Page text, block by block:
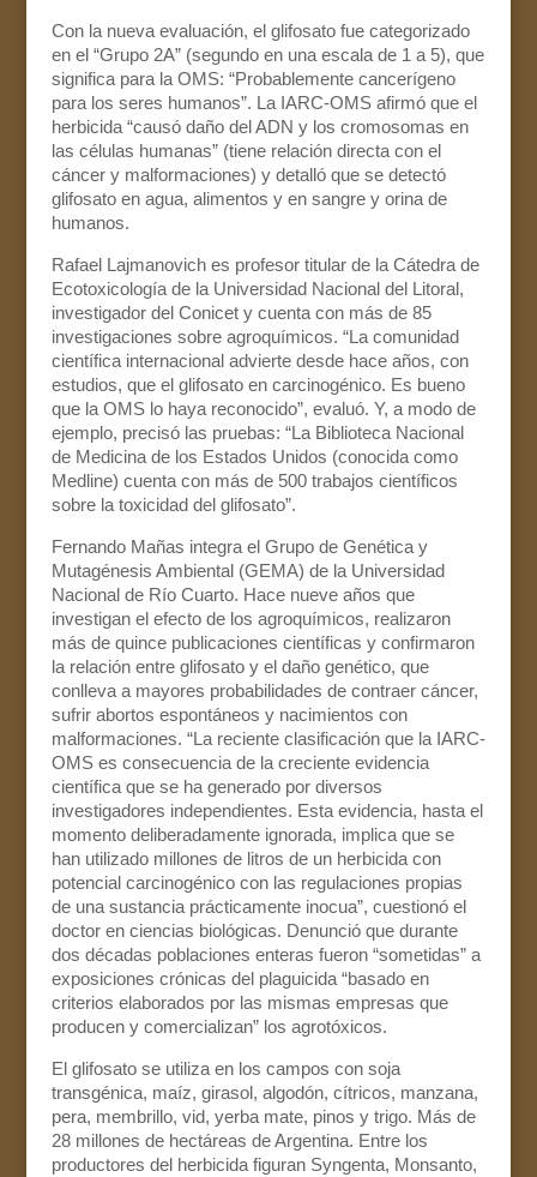
Con la nueva evaluación, el glifosato fue categorizado
en el “Grupo 2A” (segundo en una escala de 1 a 5), que
significa para la OMS: “Probablemente cancerígeno
para los seres humanos”. La IARC-OMS afirmó que el
herbicida “causó daño del ADN y los cromosomas en
las células humanas” (tiene relación directa con el
cáncer y malformaciones) y detalló que se detectó
glifosato en agua, alimentos y en sangre y orina de
humanos.
Rafael Lajmanovich es profesor titular de la Cátedra de
Ecotoxicología de la Universidad Nacional del Litoral,
investigador del Conicet y cuenta con más de 85
investigaciones sobre agroquímicos. “La comunidad
científica internacional advierte desde hace años, con
estudios, que el glifosato en carcinogénico. Es bueno
que la OMS lo haya reconocido”, evaluó. Y, a modo de
ejemplo, precisó las pruebas: “La Biblioteca Nacional
de Medicina de los Estados Unidos (conocida como
Medline) cuenta con más de 500 trabajos científicos
sobre la toxicidad del glifosato”.
Fernando Mañas integra el Grupo de Genética y
Mutagénesis Ambiental (GEMA) de la Universidad
Nacional de Río Cuarto. Hace nueve años que
investigan el efecto de los agroquímicos, realizaron
más de quince publicaciones científicas y confirmaron
la relación entre glifosato y el daño genético, que
conlleva a mayores probabilidades de contraer cáncer,
sufrir abortos espontáneos y nacimientos con
malformaciones. “La reciente clasificación que la IARC-
OMS es consecuencia de la creciente evidencia
científica que se ha generado por diversos
investigadores independientes. Esta evidencia, hasta el
momento deliberadamente ignorada, implica que se
han utilizado millones de litros de un herbicida con
potencial carcinogénico con las regulaciones propias
de una sustancia prácticamente inocua”, cuestionó el
doctor en ciencias biológicas. Denunció que durante
dos décadas poblaciones enteras fueron “sometidas” a
exposiciones crónicas del plaguicida “basado en
criterios elaborados por las mismas empresas que
producen y comercializan” los agrotóxicos.
El glifosato se utiliza en los campos con soja
transgénica, maíz, girasol, algodón, cítricos, manzana,
pera, membrillo, vid, yerba mate, pinos y trigo. Más de
28 millones de hectáreas de Argentina. Entre los
productores del herbicida figuran Syngenta, Monsanto,